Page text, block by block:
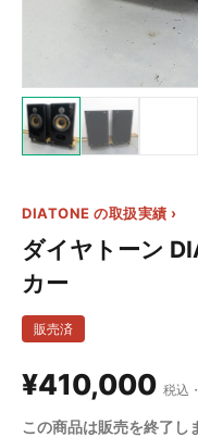
DIATONE の取扱実績 ›
ダイヤトーン
カー
販売済
¥410,000 税込
この商品は販売を終了し